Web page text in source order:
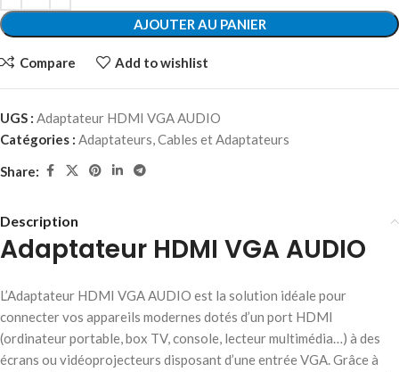
AJOUTER AU PANIER
Compare Add to wishlist
UGS : Adaptateur HDMI VGA AUDIO
Catégories : Adaptateurs,Cables et Adaptateurs
Share:
Description
Adaptateur HDMI VGA AUDIO
L’Adaptateur HDMI VGA AUDIO est la solution idéale pour
connecter vos appareils modernes dotés d’un port HDMI
(ordinateur portable, box TV, console, lecteur multimédia…) à des
écrans ou vidéoprojecteurs disposant d’une entrée VGA. Grâce à